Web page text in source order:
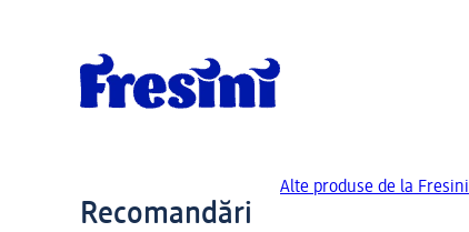
Alte produse de la Fresini
Recomandări